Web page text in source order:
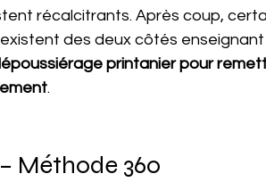
récalcitrants. Après coup,
des deux côtés enseignant
printanier pour
.
Méthode 360